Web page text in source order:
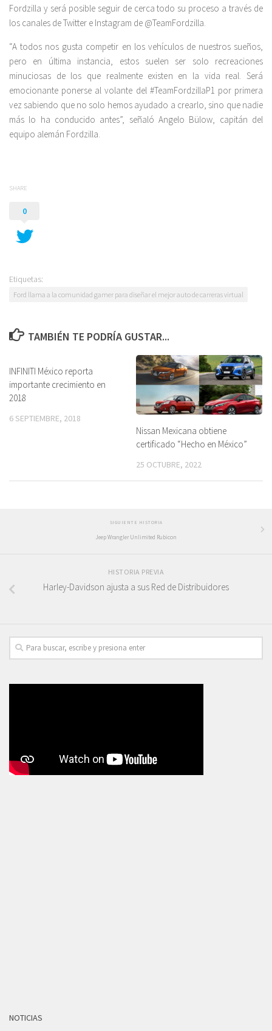
Fordzilla y será posible seguir de cerca todo su proceso a través de
los canales de Twitter e Instagram de @TeamFordzilla.
“A todos nos gusta competir en los vehículos de nuestros sueños,
pero en última instancia, estos suelen ser solo recreaciones
minuciosas de los que realmente existen en la vida real. Será
emocionante ponerse al volante del #TeamFordzillaP1 por primera
vez sabiendo que no solo hemos ayudado a crearlo, sino que nadie
más lo ha conducido antes”, señaló Angelo Bülow, capitán del
equipo alemán Fordzilla.
SHARE
0
Etiquetas:
Ford llama a la comunidad gamer para diseñar el mejor auto de carreras virtual
TAMBIÉN TE PODRÍA GUSTAR...
INFINITI México reporta
importante crecimiento en
2018
6 SEPTIEMBRE, 2018
Nissan Mexicana obtiene
certificado “Hecho en México”
25 OCTUBRE, 2022
SIGUIENTE HISTORIA
Jeep Wrangler Unlimited Rubicon
HISTORIA PREVIA
Harley-Davidson ajusta a sus Red de Distribuidores
NOTICIAS